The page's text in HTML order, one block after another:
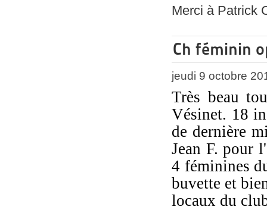
Merci à Patrick
Ch féminin
jeudi 9 octobre
Très beau
Vésinet. 18
de dernière
Jean F. pour
4 féminines
buvette et
locaux du